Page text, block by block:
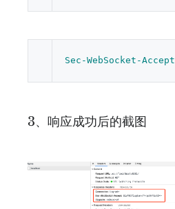
Sec-WebSocket-Accept
3、响应成功后的截图